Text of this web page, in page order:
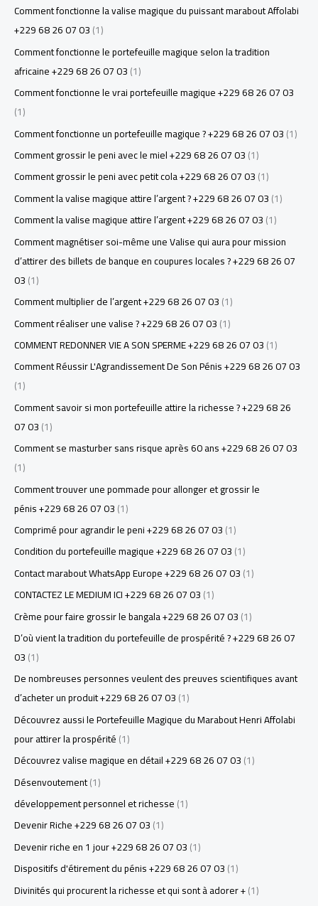
Comment fonctionne la valise magique du puissant marabout Affolabi
+229 68 26 07 03(1)
Comment fonctionne le portefeuille magique selon la tradition
africaine +229 68 26 07 03(1)
Comment fonctionne le vrai portefeuille magique +229 68 26 07 03
(1)
Comment fonctionne un portefeuille magique ? +229 68 26 07 03(1)
Comment grossir le peni avec le miel +229 68 26 07 03(1)
Comment grossir le peni avec petit cola +229 68 26 07 03(1)
Comment la valise magique attire l’argent ? +229 68 26 07 03(1)
Comment la valise magique attire l’argent +229 68 26 07 03(1)
Comment magnétiser soi-même une Valise qui aura pour mission
d’attirer des billets de banque en coupures locales ? +229 68 26 07
03(1)
Comment multiplier de l’argent +229 68 26 07 03(1)
Comment réaliser une valise ? +229 68 26 07 03(1)
COMMENT REDONNER VIE A SON SPERME +229 68 26 07 03(1)
Comment Réussir L'Agrandissement De Son Pénis +229 68 26 07 03
(1)
Comment savoir si mon portefeuille attire la richesse ? +229 68 26
07 03(1)
Comment se masturber sans risque après 60 ans +229 68 26 07 03
(1)
Comment trouver une pommade pour allonger et grossir le
pénis +229 68 26 07 03(1)
Comprimé pour agrandir le peni +229 68 26 07 03(1)
Condition du portefeuille magique +229 68 26 07 03(1)
Contact marabout WhatsApp Europe +229 68 26 07 03(1)
CONTACTEZ LE MEDIUM ICI +229 68 26 07 03(1)
Crème pour faire grossir le bangala +229 68 26 07 03(1)
D’où vient la tradition du portefeuille de prospérité ? +229 68 26 07
03(1)
De nombreuses personnes veulent des preuves scientifiques avant
d’acheter un produit +229 68 26 07 03(1)
Découvrez aussi le Portefeuille Magique du Marabout Henri Affolabi
pour attirer la prospérité(1)
Découvrez valise magique en détail +229 68 26 07 03(1)
Désenvoutement(1)
développement personnel et richesse(1)
Devenir Riche +229 68 26 07 03(1)
Devenir riche en 1 jour +229 68 26 07 03(1)
Dispositifs d'étirement du pénis +229 68 26 07 03(1)
Divinités qui procurent la richesse et qui sont à adorer +(1)